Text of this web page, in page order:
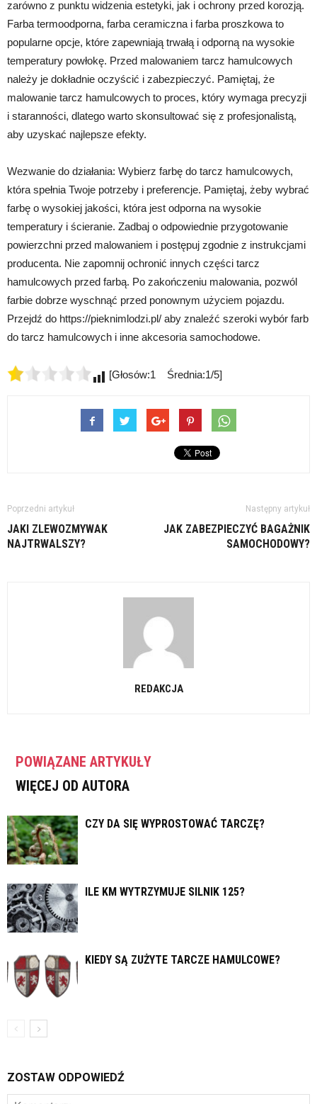
zarówno z punktu widzenia estetyki, jak i ochrony przed korozją.
Farba termoodporna, farba ceramiczna i farba proszkowa to
popularne opcje, które zapewniają trwałą i odporną na wysokie
temperatury powłokę. Przed malowaniem tarcz hamulcowych
należy je dokładnie oczyścić i zabezpieczyć. Pamiętaj, że
malowanie tarcz hamulcowych to proces, który wymaga precyzji
i staranności, dlatego warto skonsultować się z profesjonalistą,
aby uzyskać najlepsze efekty.
Wezwanie do działania: Wybierz farbę do tarcz hamulcowych,
która spełnia Twoje potrzeby i preferencje. Pamiętaj, żeby wybrać
farbę o wysokiej jakości, która jest odporna na wysokie
temperatury i ścieranie. Zadbaj o odpowiednie przygotowanie
powierzchni przed malowaniem i postępuj zgodnie z instrukcjami
producenta. Nie zapomnij ochronić innych części tarcz
hamulcowych przed farbą. Po zakończeniu malowania, pozwól
farbie dobrze wyschnąć przed ponownym użyciem pojazdu.
Przejdź do https://pieknimlodzi.pl/ aby znaleźć szeroki wybór farb
do tarcz hamulcowych i inne akcesoria samochodowe.
[Głosów:1 Średnia:1/5]
Poprzedni artykuł
JAKI ZLEWOZMYWAK
NAJTRWALSZY?
Następny artykuł
JAK ZABEZPIECZYĆ BAGAŻNIK
SAMOCHODOWY?
REDAKCJA
POWIĄZANE ARTYKUŁY
WIĘCEJ OD AUTORA
CZY DA SIĘ WYPROSTOWAĆ TARCZĘ?
ILE KM WYTRZYMUJE SILNIK 125?
KIEDY SĄ ZUŻYTE TARCZE HAMULCOWE?
ZOSTAW ODPOWIEDŹ